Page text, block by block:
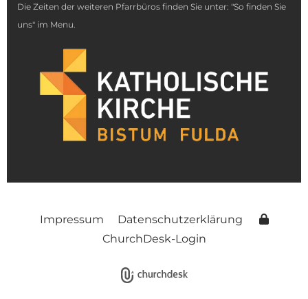
Die Zeiten der weiteren Pfarrbüros finden Sie unter: "So finden Sie
uns" im Menu.
Impressum
Datenschutzerklärung
ChurchDesk-Login